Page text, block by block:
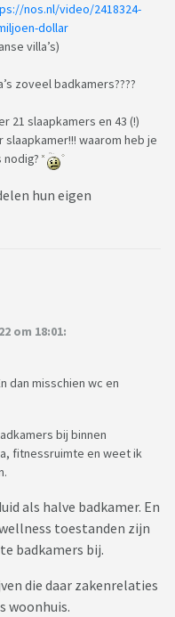
nos.nl/video/2418324-
dollar
villa’s)
zoveel badkamers????
21 slaapkamers en 43 (!)
waarom heb je
hun eigen
om 18:01:
dan misschien wc en
bij binnen
fitnessruimte en weet ik
als halve badkamer. En
toestanden zijn
badkamers bij.
die daar zakenrelaties
woonhuis.